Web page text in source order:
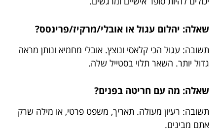
שאלה: יהלום עגול או אובלי/מרקיז/פרינסס?
תשובה: עגול הכי קלאסי ונוצץ. אובלי מחמיא ונותן מראה
גדול יותר. השאר תלוי בסטייל שלה.
שאלה: מה עם חריטה בפנים?
תשובה: רעיון מעולה. תאריך, משפט פרטי, או מילה שרק
אתם מבינים.